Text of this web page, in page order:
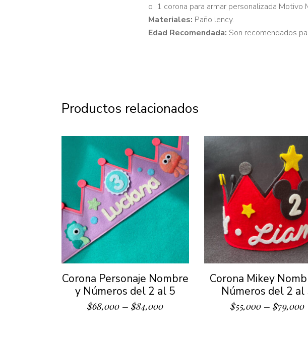
o 1 corona para armar personalizada Motivo
Materiales: Paño lency.
Edad Recomendada: Son recomendados
Productos relacionados
Corona Personaje Nombre
y Números del 2 al 5
$68,000– $84,000
Corona Mikey
Números del 2 al
$55,000 –$79,000